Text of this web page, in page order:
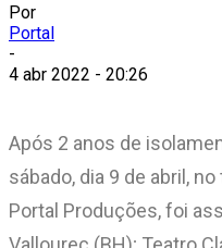
Por
Portal
-
4 abr 2022 - 20:26
Após 2 anos de
sábado, dia 9 de abril,
Portal Produções, foi